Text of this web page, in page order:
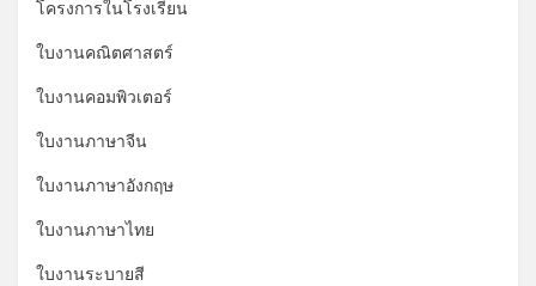
โครงการในโรงเรียน
ใบงานคณิตศาสตร์
ใบงานคอมพิวเตอร์
ใบงานภาษาจีน
ใบงานภาษาอังกฤษ
ใบงานภาษาไทย
ใบงานระบายสี